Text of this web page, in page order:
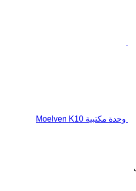
وحدة مكتبية Moelven K10